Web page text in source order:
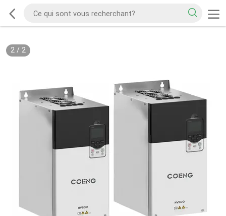
2/ 2